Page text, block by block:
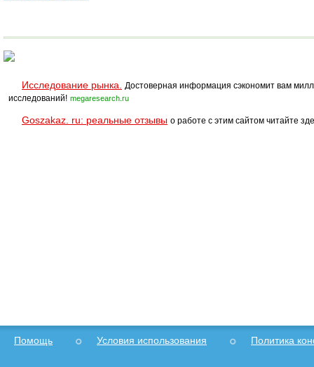
Исследование рынка.
Достоверная информация сэкономит вам
исследований! megaresearch.ru
Goszakaz. ru: реальные отзывы о работе с этим сайтом читайте
Помощь Условия использования Политика